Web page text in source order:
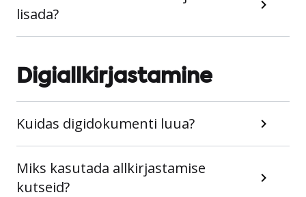
lisada?
Digiallkirjastamine
Kuidas digidokumenti luua?
Miks kasutada allkirjastamise
kutseid?